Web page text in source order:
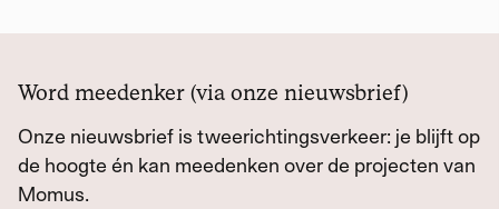
Word meedenker (via onze nieuwsbrief)
Onze nieuwsbrief is tweerichtingsverkeer: je blijft op
de hoogte én kan meedenken over de projecten van
Momus.